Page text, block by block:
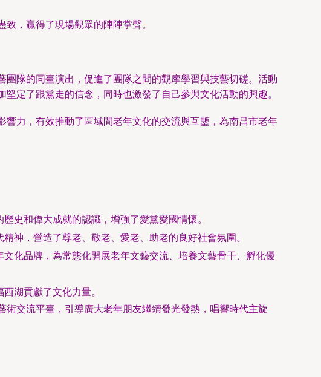
，贏得了現場觀眾的陣陣掌聲。
隊的同臺演出，促進了團隊之間的觀摩學習與技藝切磋。活動
定了跟黨走的信念，同時也激發了自己參與文化活動的興趣。
力，有效推動了區域間老年文化的交流與互鑒，為南昌市老年
史和偉大成就的認識，增強了愛黨愛國情懷。
神，營造了尊老、敬老、愛老、助老的良好社會氛圍。
化品牌，為常態化開展老年文藝交流、培養文藝骨干、孵化優
湖貢獻了文化力量。
交流平臺，引導廣大老年朋友繼續發光發熱，唱響時代主旋